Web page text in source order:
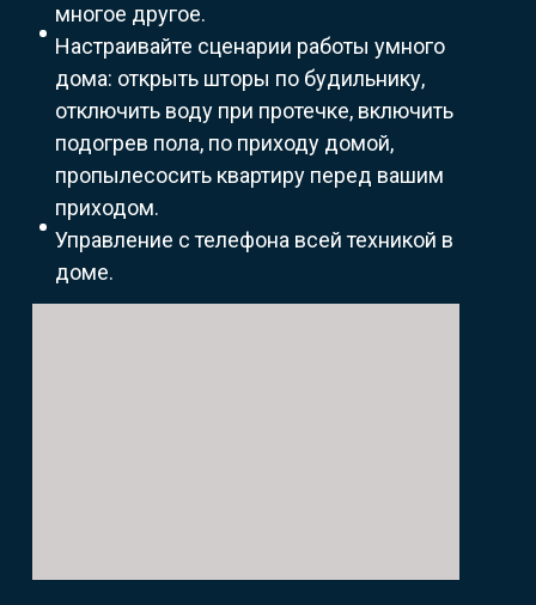
многое другое.
Настраивайте сценарии работы умного
дома: открыть шторы по будильнику,
отключить воду при протечке, включить
подогрев пола, по приходу домой,
пропылесосить квартиру перед вашим
приходом.
Управление с телефона всей техникой в
доме.